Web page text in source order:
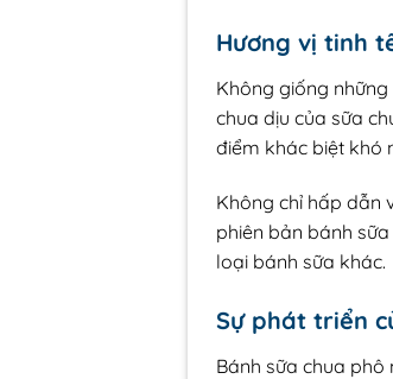
Hương vị tinh
Không giống
chua dịu của sữa
điểm khác biệt khó
Không chỉ hấp dẫn
phiên bản bánh
loại bánh sữa khác.
Sự phát triển
Bánh sữa chua